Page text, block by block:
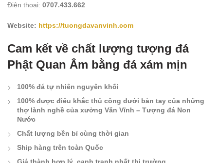
Điện thoại: 0707.433.662
Website: https://tuongdavanvinh.com
Cam kết về chất lượng tượng đá
Phật Quan Âm bằng đá xám mịn
100% đá tự nhiên nguyên khối
100% được điêu khắc thủ công dưới bàn tay của những
thợ lành nghề của xưởng Văn Vĩnh – Tượng đá Non
Nước
Chất lượng bền bỉ cùng thời gian
Ship hàng trên toàn Quốc